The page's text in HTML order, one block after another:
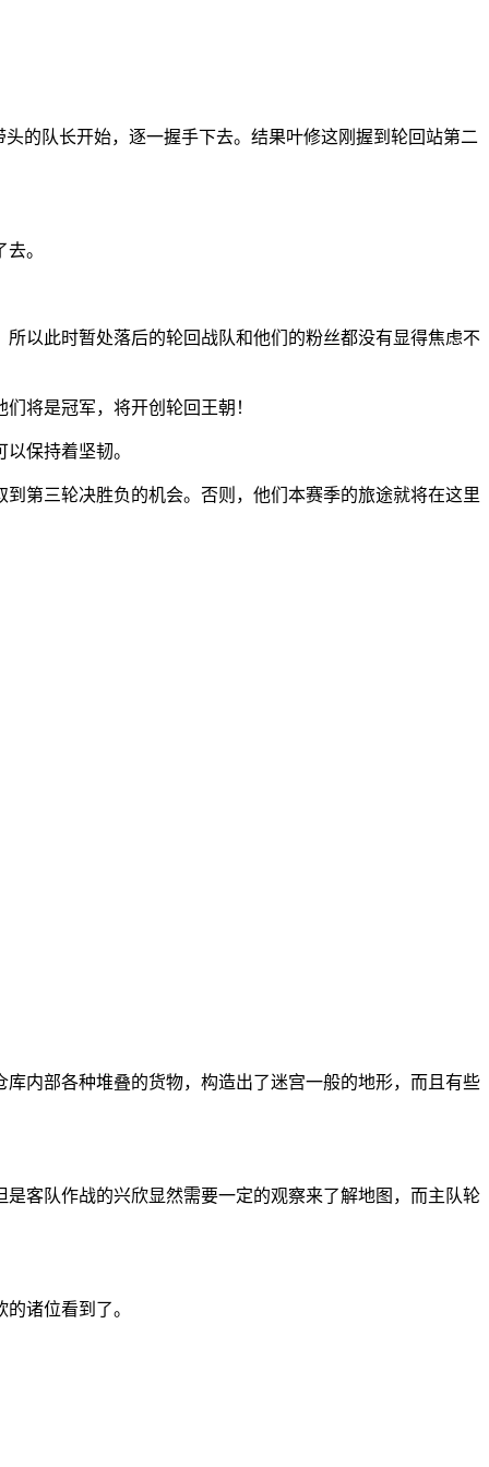
的队长开始，逐一握手下去。结果叶修这刚握到轮回站第二
。
以此时暂处落后的轮回战队和他们的粉丝都没有显得焦虑不
将是冠军，将开创轮回王朝！
保持着坚韧。
第三轮决胜负的机会。否则，他们本赛季的旅途就将在这里
内部各种堆叠的货物，构造出了迷宫一般的地形，而且有些
客队作战的兴欣显然需要一定的观察来了解地图，而主队轮
诸位看到了。